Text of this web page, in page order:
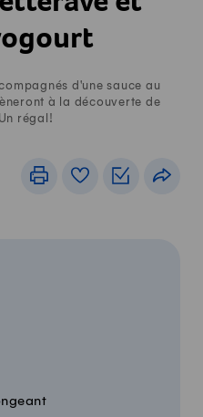
d'une sauce au
à la découverte de
régal!
ImprimerLivre de recettes
Listes de
pièces
de 17 pièces